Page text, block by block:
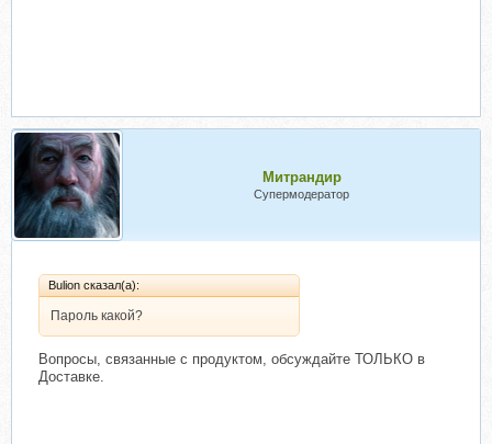
Митрандир
Супермодератор
Bulion сказал(а):
Пароль какой?
Вопросы, связанные с продуктом, обсуждайте ТОЛЬКО в
Доставке.